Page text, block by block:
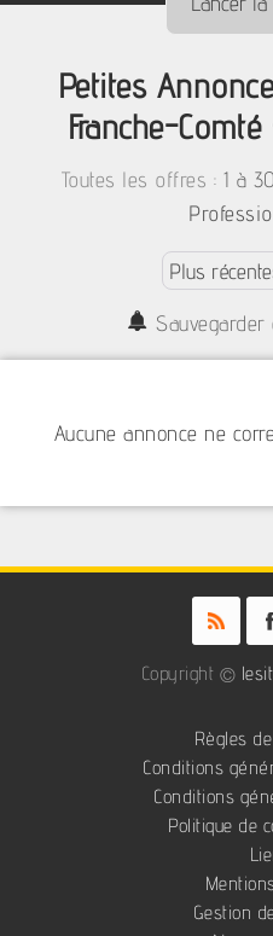
Petites
Franche-
Toutes les offres : 1 à
Sauvegarder
Aucune annonce ne
Copyright ©
Règles
Conditions
Conditions
Politique de
Gestion